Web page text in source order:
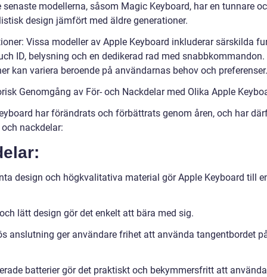
senaste modellerna, såsom Magic Keyboard, har en tunnare
design jämfört med äldre generationer.
Vissa modeller av Apple Keyboard inkluderar särskilda
ID, belysning och en dedikerad rad med snabbkommandon.
kan variera beroende på användarnas behov och preferenser.
Genomgång av För- och Nackdelar med Olika Apple
har förändrats och förbättrats genom åren, och har
nackdelar:
design och högkvalitativa material gör Apple Keyboard till
lätt design gör det enkelt att bära med sig.
anslutning ger användare frihet att använda tangentbordet
batterier gör det praktiskt och bekymmersfritt att